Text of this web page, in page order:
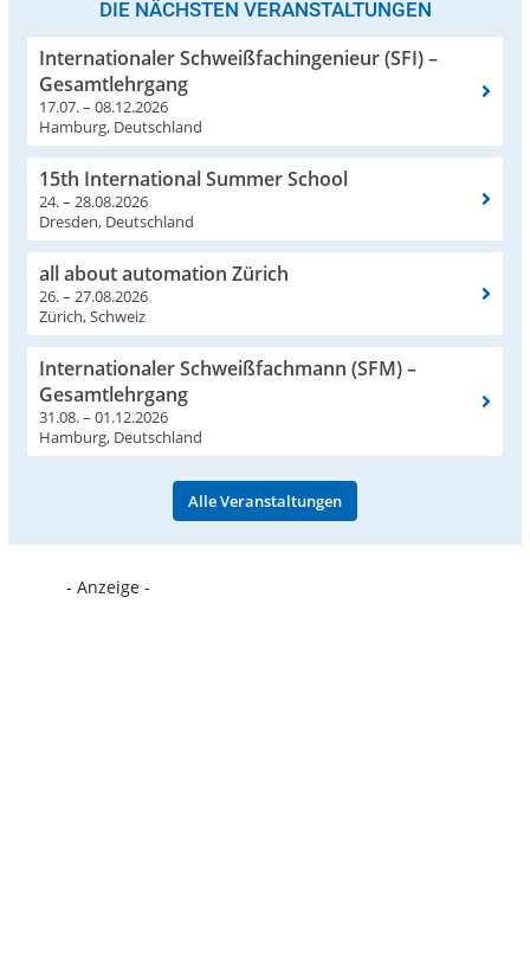
DIE NÄCHSTEN VERANSTALTUNGEN
Internationaler Schweißfachingenieur (SFI) –
Gesamtlehrgang
17.07. – 08.12.2026
Hamburg, Deutschland
15th International Summer School
24. – 28.08.2026
Dresden, Deutschland
all about automation Zürich
26. – 27.08.2026
Zürich, Schweiz
Internationaler Schweißfachmann (SFM) –
Gesamtlehrgang
31.08. – 01.12.2026
Hamburg, Deutschland
Alle Veranstaltungen
- Anzeige -